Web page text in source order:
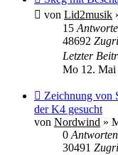
von Lid2musik
15
48692
Letzter
Mo 12. Mai
Zeichnung von
der K4 gesucht
von Nordwind »
0 Antworten
30491